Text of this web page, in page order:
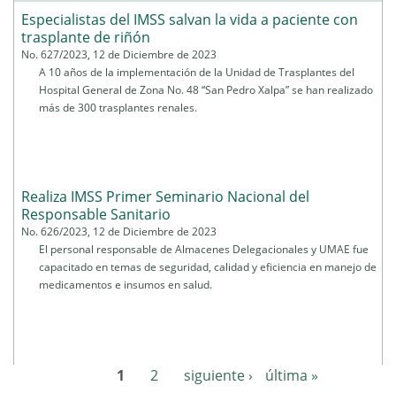
Especialistas del IMSS salvan la vida a paciente con
trasplante de riñón
No. 627/2023, 12 de Diciembre de 2023
A 10 años de la implementación de la Unidad de Trasplantes del
Hospital General de Zona No. 48 “San Pedro Xalpa” se han realizado
más de 300 trasplantes renales.
Realiza IMSS Primer Seminario Nacional del
Responsable Sanitario
No. 626/2023, 12 de Diciembre de 2023
El personal responsable de Almacenes Delegacionales y UMAE fue
capacitado en temas de seguridad, calidad y eficiencia en manejo de
medicamentos e insumos en salud.
1 2 siguiente › última »